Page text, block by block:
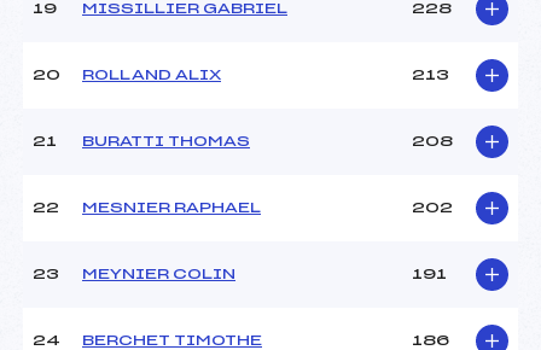
19 MISSILLIER GABRIEL 228
20 ROLLAND ALIX 213
21 BURATTI THOMAS 208
22 MESNIER RAPHAEL 202
23 MEYNIER COLIN 191
24 BERCHET TIMOTHE 186